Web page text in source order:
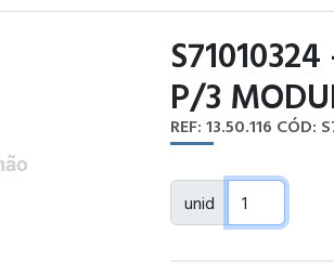
P/3
REF: 13.50.116 CÓD:
unid